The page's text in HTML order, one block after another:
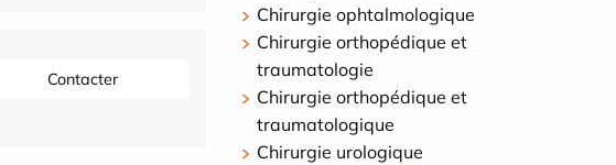
Contacter
Chirurgie ophtalmologique
Chirurgie orthopédique et
traumatologie
Chirurgie orthopédique et
traumatologique
Chirurgie urologique